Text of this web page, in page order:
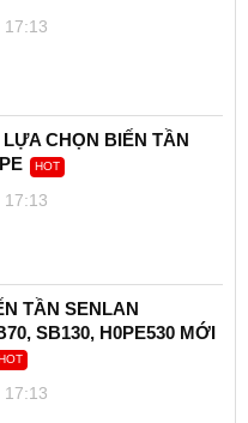
17:13
CHỌN BIẾN TẦN
HOT
17:13
TẦN SENLAN
SB130, H0PE530 MỚI
17:13